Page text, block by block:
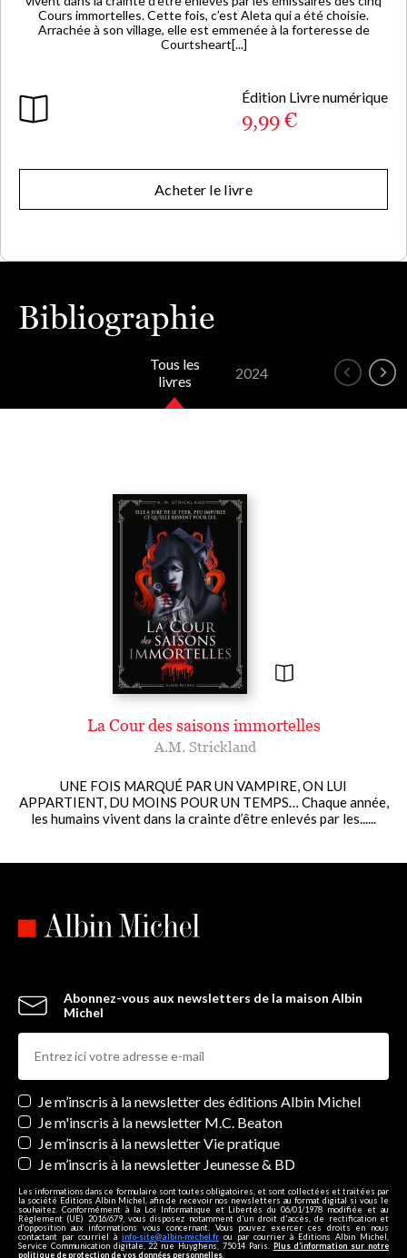
Cours immortelles. Cette fois, c’est Aleta qui a été choisie.
Arrachée à son village, elle est emmenée à la forteresse de
Courtsheart[...]
Édition Livre numérique
9,99 €
Acheter le livre
Bibliographie
Tous les
livres
2024
La Cour des saisons immortelles
A.M. Strickland
UNE FOIS MARQUÉ PAR UN VAMPIRE, ON LUI
APPARTIENT, DU MOINS POUR UN TEMPS… Chaque année,
les humains vivent dans la crainte d’être enlevés par les......
Abonnez-vous aux newsletters de la maison Albin
Michel
Newsletters
Je m’inscris à la newsletter des éditions Albin Michel
Je m'inscris à la newsletter M.C. Beaton
Je m’inscris à la newsletter Vie pratique
Je m’inscris à la newsletter Jeunesse & BD
Les informations dans ce formulaire sont toutes obligatoires, et sont collectées et traitées par
la société Editions Albin Michel, afin de recevoir nos newsletters au format digital si vous le
souhaitez. Conformément à la Loi Informatique et Libertés du 06/01/1978 modifiée et au
Règlement (UE) 2016/679, vous disposez notamment d'un droit d'accès, de rectification et
d’opposition aux informations vous concernant. Vous pouvez exercer ces droits en nous
contactant par courriel à info-site@albin-michel.fr ou par courrier à Editions Albin Michel,
Service Communication digitale, 22 rue Huyghens, 75014 Paris. Plus d’information sur notre
politique de protection de vos données personnelles